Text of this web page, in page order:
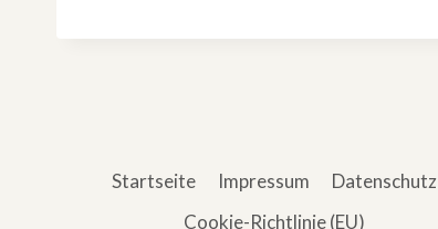
Startseite Impressum
Datenschutz
Cookie-Richtlinie (EU)